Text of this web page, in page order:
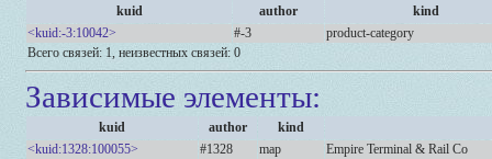
kuid author
kind
<kuid:-3:10042>
#-3
product-category
Всего связей: 1, неизвестных связей: 0
Зависимые элементы:
kuid author
kind
<kuid:1328:100055>
#1328 map
Empire Terminal & Rail Co